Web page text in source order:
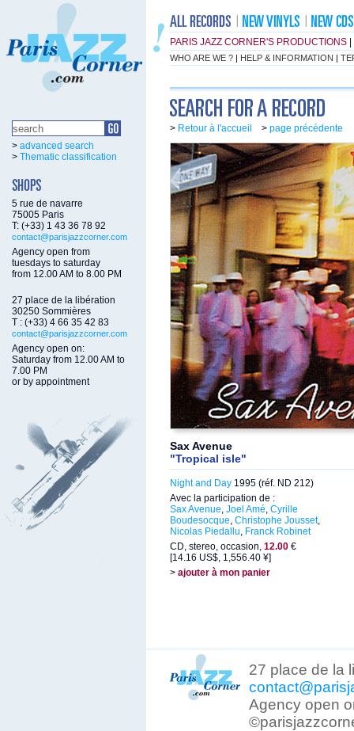
PARIS JAZZ CORNER'S PRODUCTIONS
WHO ARE WE ? | HELP & INFORMATION |
> advanced search
> Thematic classification
5 rue de navarre
75005 Paris
T: (+33) 1 43 36 78 92
contact@parisjazzcorner.com
Agency open from
tuesdays to saturday
from 12.00 AM to 8.00 PM
27 place de la libération
30250 Sommières
T : (+33) 4 66 35 42 83
contact@parisjazzcorner.com
Agency open on:
Saturday from 12.00 AM to
7.00 PM
or by appointment
> Retour à l'accueil > page précédente
Sax Avenue
"Tropical isle"
Night and Day 1995 (réf. ND 212)
Avec la participation de :
Sax Avenue, Joel Amé, Cyrille
Boudesocque, Christophe Jousset,
Nicolas Piedallu, Franck Robinet
CD, stereo, occasion, 12.00 €
[14.16 US$, 1,556.40 ¥]
> ajouter à mon panier
27 place de la
Agency open